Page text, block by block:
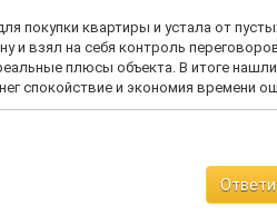
покупки квартиры и устала от
и взял на себя контроль
плюсы объекта. В итоге
спокойствие и экономия времени